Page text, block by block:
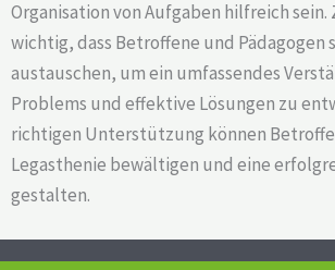
Organisation von Aufgaben hilfreich sein.
wichtig, dass Betroffene und Pädagogen
austauschen, um ein umfassendes
Problems und effektive Lösungen zu
richtigen Unterstützung können
Legasthenie bewältigen und eine
gestalten.